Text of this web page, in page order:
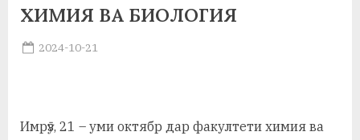
ХИМИЯ ВА БИОЛОГИЯ
Posted
2024-10-21
Имрӯз, 21 – уми октябр дар факултети химия ва